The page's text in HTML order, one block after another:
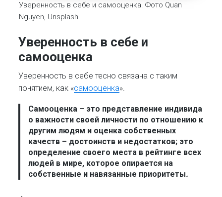
Уверенность в себе и самооценка. Фото Quan
Nguyen, Unsplash
Уверенность в себе и
самооценка
Уверенность в себе тесно связана с таким
понятием, как «самооценка».
Самооценка – это представление индивида
о важности своей личности по отношению к
другим людям и оценка собственных
качеств – достоинств и недостатков; это
определение своего места в рейтинге всех
людей в мире, которое опирается на
собственные и навязанные приоритеты.